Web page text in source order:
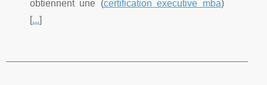
obtiennent une (certification executive mba)
[...]